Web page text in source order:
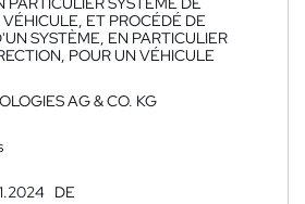
ET PROCÉDÉ DE
SYSTÈME, EN PARTICULIER
POUR UN VÉHICULE
AG & CO. KG
DE